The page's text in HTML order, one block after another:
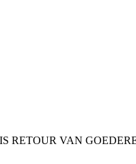
RETOUR VAN